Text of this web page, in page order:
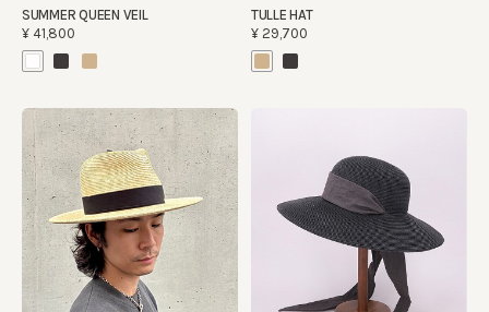
SUMMER QUEEN VEIL
¥41,800
TULLE HAT
¥29,700